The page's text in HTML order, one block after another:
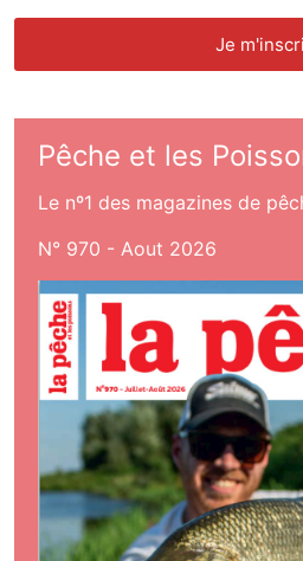
Pêche et les
Le nº1 des magazines de
N° 970 - Aout 2026